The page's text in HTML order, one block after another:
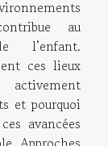
au
l’enfant.
ces lieux
activement
et pourquoi
avancées